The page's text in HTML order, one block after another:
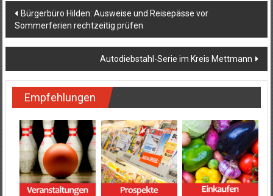
Beitragsnavigation
Bürgerbüro Hilden: Ausweise und Reisepässe vor
Sommerferien rechtzeitig prüfen
Autodiebstahl-Serie im Kreis Mettmann
Empfehlungen